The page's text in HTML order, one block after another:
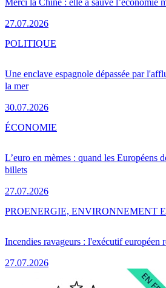
27.07.2026
Une enclave espagnole dépassée par
la mer
30.07.2026
POLITIQUE
L’euro en mèmes : quand les Européens
billets
27.07.2026
ÉCONOMIE
Incendies ravageurs : l'exécutif européen
27.07.2026
PROENERGIE, ENVIRONNEMENT